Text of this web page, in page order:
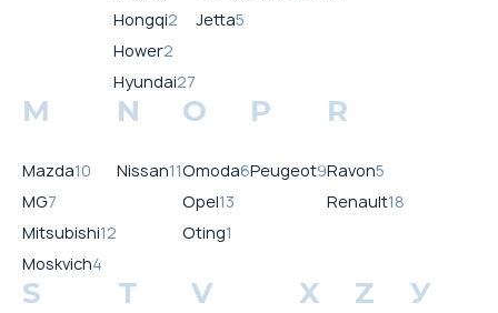
Hongqi2
Hower2
Hyundai27
Jetta5
M
Mazda10
MG7
Mitsubishi12
Moskvich4
N
Nissan11
O
Omoda6
Opel13
Oting1
P
Peugeot9
R
Ravon5
Renault18
S T V X Z У